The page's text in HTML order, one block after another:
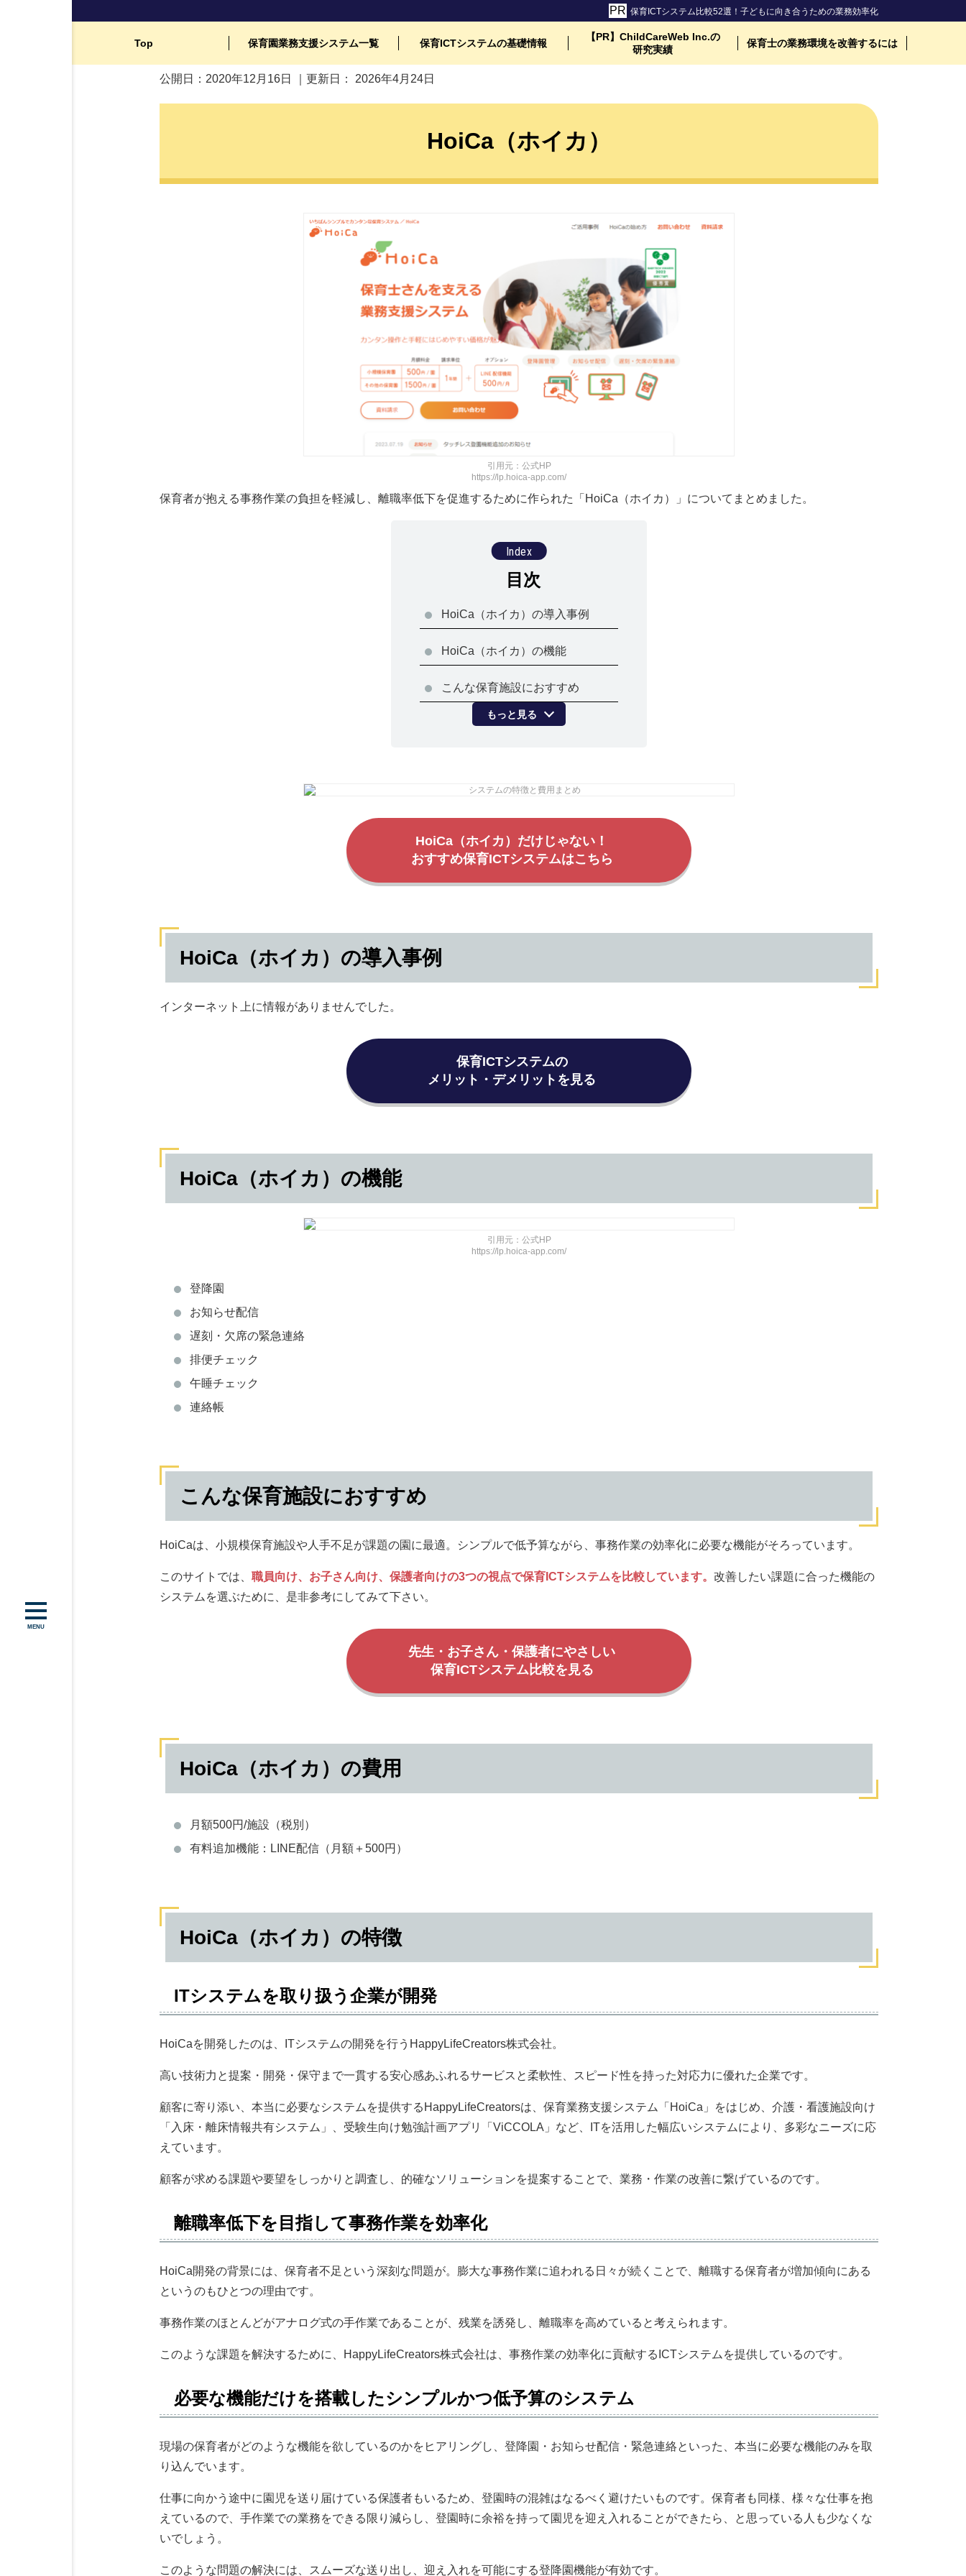
保育ICTシステム比較52選！子どもに向き合うための業務効率化
MENU
Top 保育園業務支援システム一覧 保育ICTシステムの基礎情報
【PR】ChildCareWeb Inc.の
研究実績
保育士の業務環境を改善するには
HoiCa（ホイカ）
公開日： 2020年12月16日 ｜更新日： 2026年4月24日
HoiCa（ホイカ）
引用元：公式HP
https://lp.hoica-app.com/
保育者が抱える事務作業の負担を軽減し、離職率低下を促進するために作られた「HoiCa（ホイカ）」についてまとめました。
HoiCa（ホイカ）の導入事例
HoiCa（ホイカ）の機能
こんな保育施設におすすめ
もっと見る
HoiCa（ホイカ）だけじゃない！
おすすめ保育ICTシステムはこちら
HoiCa（ホイカ）の導入事例
インターネット上に情報がありませんでした。
保育ICTシステムの
メリット・デメリットを見る
HoiCa（ホイカ）の機能
引用元：公式HP
https://lp.hoica-app.com/
登降園
お知らせ配信
遅刻・欠席の緊急連絡
排便チェック
午睡チェック
連絡帳
こんな保育施設におすすめ
HoiCaは、小規模保育施設や人手不足が課題の園に最適。シンプルで低予算ながら、事務作業の効率化に必要な機能がそろっています。
このサイトでは、 職員向け、お子さん向け、保護者向けの3つの視点で保育ICTシステムを比較しています。 改善したい課題に合った機能の
システムを選ぶために、是非参考にしてみて下さい。
先生・お子さん・保護者にやさしい
保育ICTシステム比較を見る
HoiCa（ホイカ）の費用
月額500円/施設（税別）
有料追加機能：LINE配信（月額＋500円）
HoiCa（ホイカ）の特徴
ITシステムを取り扱う企業が開発
HoiCaを開発したのは、ITシステムの開発を行うHappyLifeCreators株式会社。
高い技術力と提案・開発・保守まで一貫する安心感あふれるサービスと柔軟性、スピード性を持った対応力に優れた企業です。
顧客に寄り添い、本当に必要なシステムを提供するHappyLifeCreatorsは、保育業務支援システム「HoiCa」をはじめ、介護・看護施設向け
「入床・離床情報共有システム」、受験生向け勉強計画アプリ「ViCCOLA」など、ITを活用した幅広いシステムにより、多彩なニーズに応
えています。
顧客が求める課題や要望をしっかりと調査し、的確なソリューションを提案することで、業務・作業の改善に繋げているのです。
離職率低下を目指して事務作業を効率化
HoiCa開発の背景には、保育者不足という深刻な問題が。膨大な事務作業に追われる日々が続くことで、離職する保育者が増加傾向にある
というのもひとつの理由です。
事務作業のほとんどがアナログ式の手作業であることが、残業を誘発し、離職率を高めていると考えられます。
このような課題を解決するために、HappyLifeCreators株式会社は、事務作業の効率化に貢献するICTシステムを提供しているのです。
必要な機能だけを搭載したシンプルかつ低予算のシステム
現場の保育者がどのような機能を欲しているのかをヒアリングし、登降園・お知らせ配信・緊急連絡といった、本当に必要な機能のみを取
り込んでいます。
仕事に向かう途中に園児を送り届けている保護者もいるため、登園時の混雑はなるべく避けたいものです。保育者も同様、様々な仕事を抱
えているので、手作業での業務をできる限り減らし、登園時に余裕を持って園児を迎え入れることができたら、と思っている人も少なくな
いでしょう。
このような問題の解決には、スムーズな送り出し、迎え入れを可能にする登降園機能が有効です。